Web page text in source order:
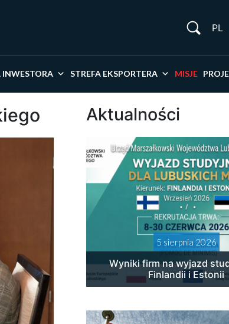
INWESTORA STREFA EKSPORTERA MISJE
PL
Aktualności
5 sierpnia 2026
Wyniki firm na wyjazd
Finlandii i Estonii